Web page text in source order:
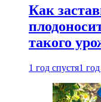
Как
такого
1 год спустя1